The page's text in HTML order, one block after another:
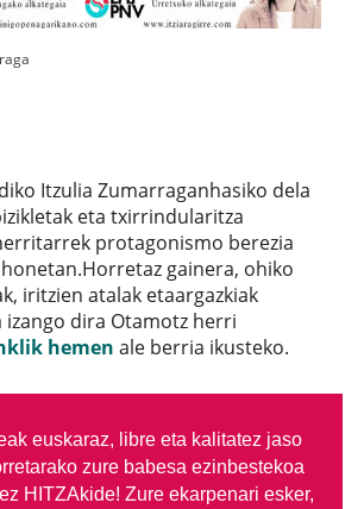
Itzulia Zumarraganhasiko dela
eta txirrindularitza
protagonismo berezia
gainera, ohiko
iritzien atalak etaargazkiak
izango dira Otamotz herri
hemen ale berria ikusteko.
euskaraz, libre eta kalitatez jaso
zure babesa ezinbestekoa
HITZAkide! Zure ekarpenari esker,